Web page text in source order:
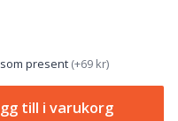
present (+69 kr)
till i varukorg